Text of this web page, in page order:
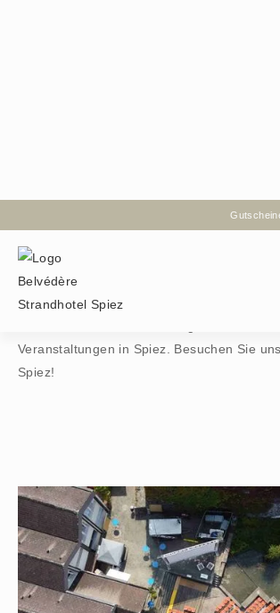
Events & Aktuelles
Veranstaltungen in Spiez. Besuchen Sie
Spiez!